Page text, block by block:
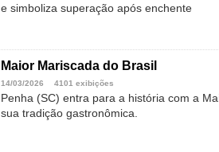
e simboliza superação após enchente
Maior Mariscada do Brasil
14/03/2026 4101 exibições
Penha (SC) entra para a história com a
sua tradição gastronômica.